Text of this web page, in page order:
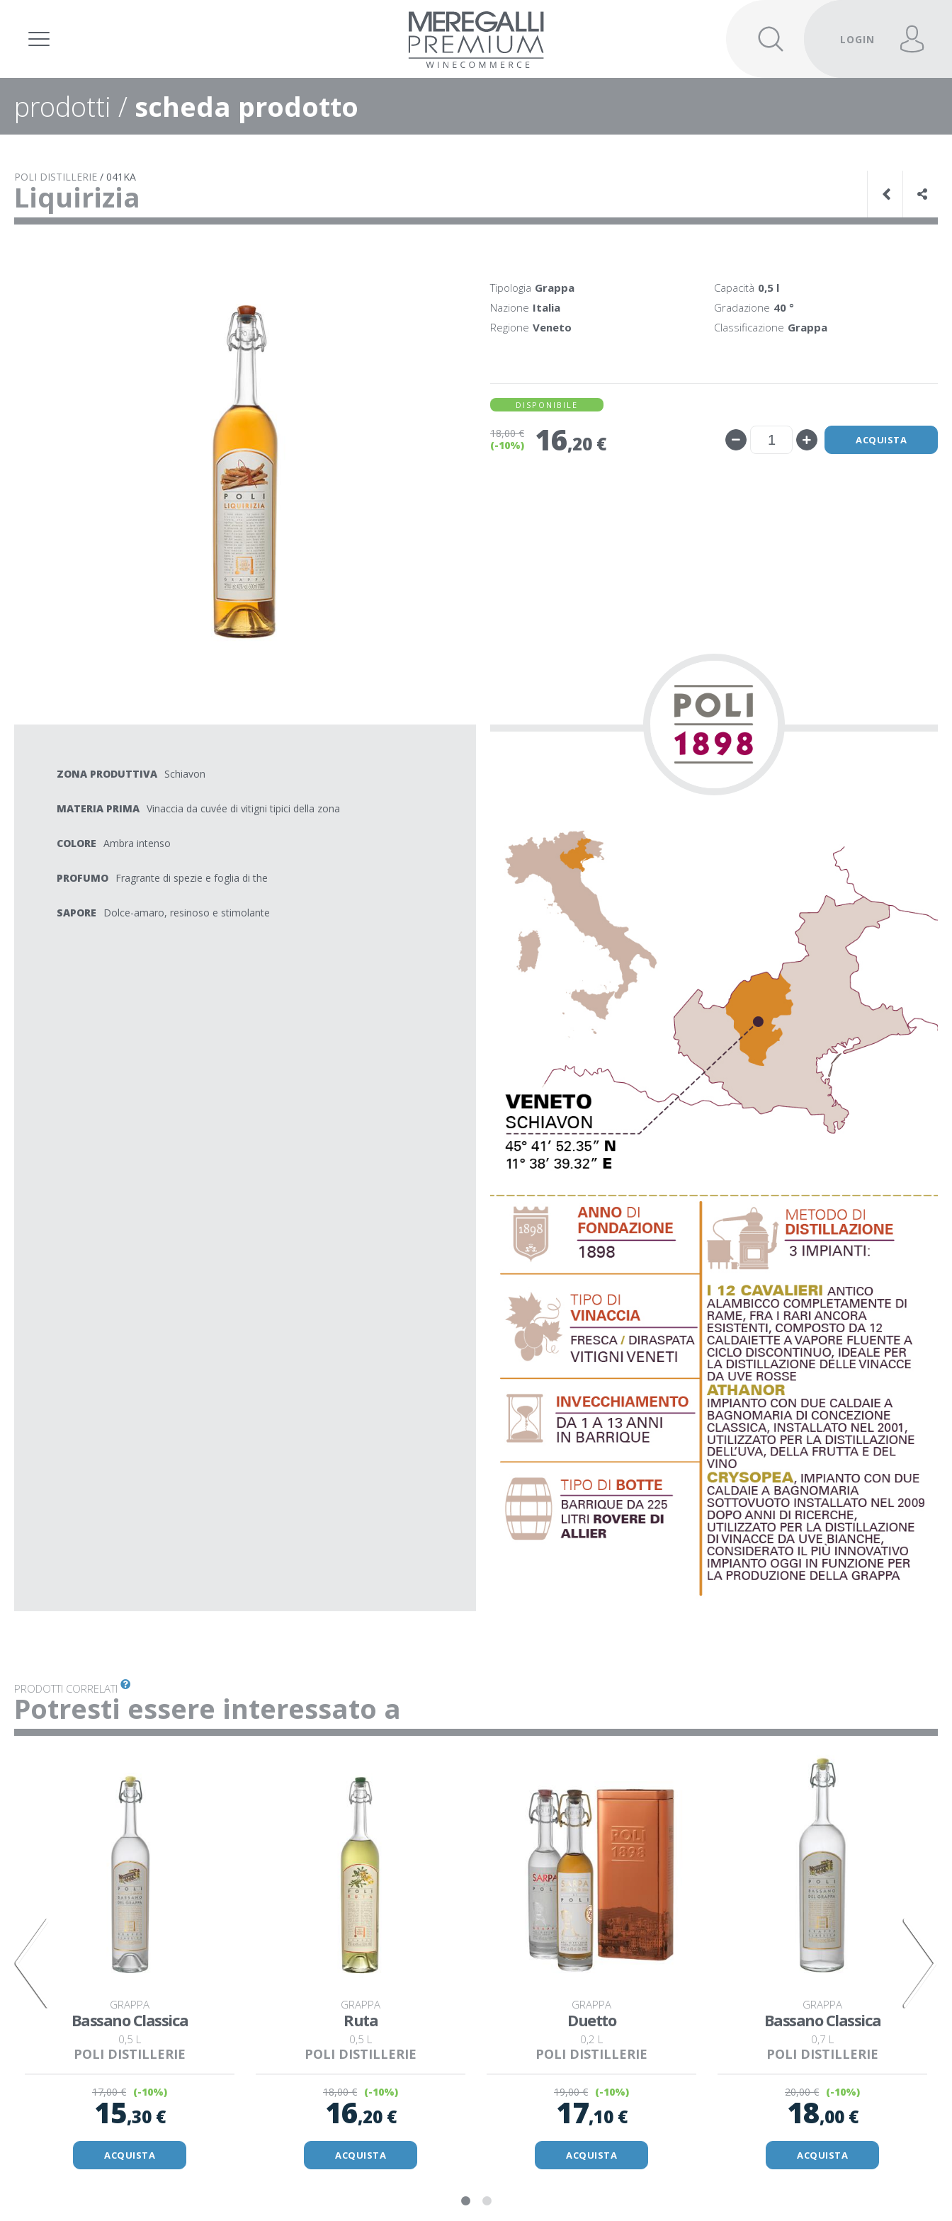
LOGIN
prodotti / scheda prodotto
POLI DISTILLERIE / 041KA
Liquirizia
Tipologia Grappa Capacità 0,5 l
Nazione Italia Gradazione 40 °
Regione Veneto Classificazione Grappa
DISPONIBILE
18,00 €
(-10%)
16,20 € ACQUISTA
ZONA PRODUTTIVA Schiavon
MATERIA PRIMA Vinaccia da cuvée di vitigni tipici della zona
COLORE Ambra intenso
PROFUMO Fragrante di spezie e foglia di the
SAPORE Dolce-amaro, resinoso e stimolante
PRODOTTI CORRELATI
Potresti essere interessato a
GRAPPA
Bassano Classica
0,5 L
POLI DISTILLERIE
17,00 € (-10%)
15,30 €
ACQUISTA
GRAPPA
Ruta
0,5 L
POLI DISTILLERIE
18,00 € (-10%)
16,20 €
ACQUISTA
GRAPPA
Duetto
0,2 L
POLI DISTILLERIE
19,00 € (-10%)
17,10 €
ACQUISTA
GRAPPA
Bassano Classica
0,7 L
POLI DISTILLERIE
20,00 € (-10%)
18,00 €
ACQUISTA